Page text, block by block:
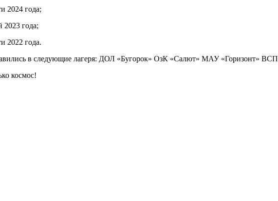
2024 года;
2023 года;
2022 года.
в следующие лагеря: ДОЛ «Бугорок» ОзК «Салют» МАУ «Горизонт»
космос!